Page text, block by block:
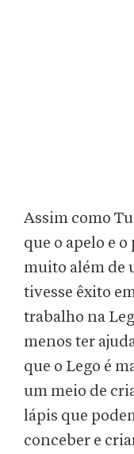
Assim como
que o apelo e
muito além de
tivesse êxito
trabalho na
menos ter
que o Lego é
um meio de
lápis que
conceber e